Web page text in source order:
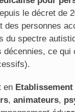
le décret de
des personnes
du spectre
ce
en
, animateurs,